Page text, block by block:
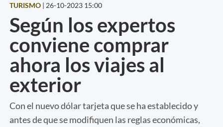
TURISMO | 26-10-2023 15:00
Según los expertos
conviene comprar
ahora los viajes al
exterior
Con el nuevo dólar tarjeta que se ha establecido y
antes de que se modifiquen las reglas económicas,